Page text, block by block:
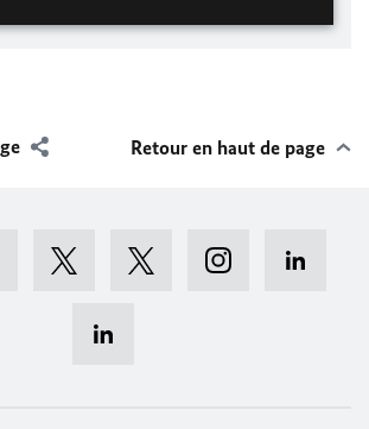
Retour en haut de page